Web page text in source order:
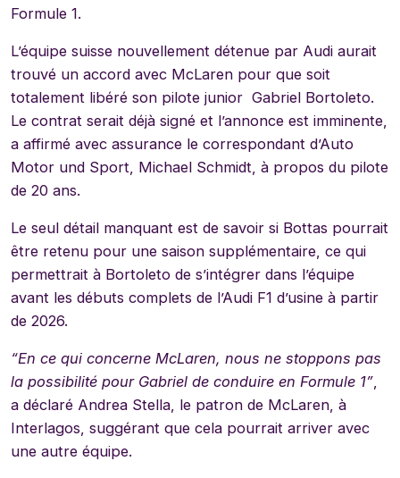
Formule 1.
L’équipe suisse nouvellement détenue par Audi aurait
trouvé un accord avec McLaren pour que soit
totalement libéré son pilote junior Gabriel Bortoleto.
Le contrat serait déjà signé et l’annonce est imminente,
a affirmé avec assurance le correspondant d’Auto
Motor und Sport, Michael Schmidt, à propos du pilote
de 20 ans.
Le seul détail manquant est de savoir si Bottas pourrait
être retenu pour une saison supplémentaire, ce qui
permettrait à Bortoleto de s’intégrer dans l’équipe
avant les débuts complets de l’Audi F1 d’usine à partir
de 2026.
“En ce qui concerne McLaren, nous ne stoppons pas
la possibilité pour Gabriel de conduire en Formule 1”
a déclaré Andrea Stella, le patron de McLaren, à
Interlagos, suggérant que cela pourrait arriver avec
une autre équipe.